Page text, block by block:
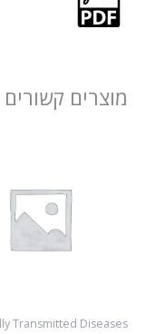
מוצרים קשורים
Transmitted Diseases